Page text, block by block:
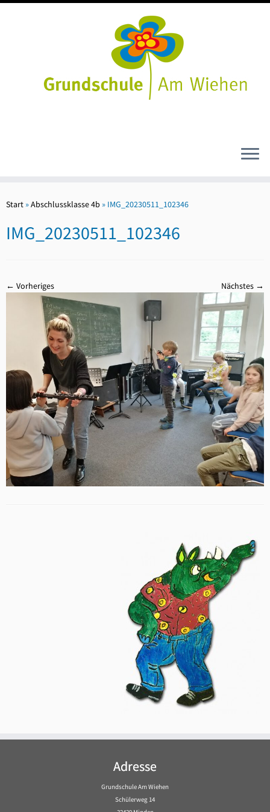
Inhalt
Start »Abschlussklasse 4b » IMG_20230511_102346
IMG_20230511_102346
← Vorheriges Nächstes →
Adresse
Grundschule Am Wiehen
Schülerweg 14